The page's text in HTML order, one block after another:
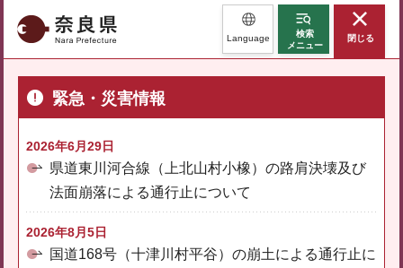
奈良県 Language
検索
メニュー
閉じる
緊急・災害情報
2026年6月29日
県道東川河合線（上北山村小橡）の路肩決壊及び
法面崩落による通行止について
2026年8月5日
国道168号（十津川村平谷）の崩土による通行止に